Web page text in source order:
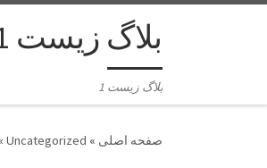
بلاگ زیست 1
بلاگ زیست 1
»
Uncategorized